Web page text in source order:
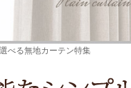
べる無地カーテン特集